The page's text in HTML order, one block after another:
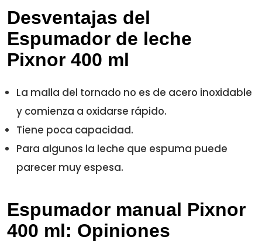
Desventajas del
Espumador de leche
Pixnor 400 ml
La malla del tornado no es de acero inoxidable
y comienza a oxidarse rápido.
Tiene poca capacidad.
Para algunos la leche que espuma puede
parecer muy espesa.
Espumador manual Pixnor
400 ml: Opiniones